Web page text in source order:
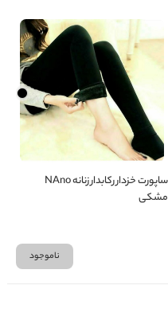
ساپورت خزدار رکابدار زنانه NAno
مشکی
ناموجود